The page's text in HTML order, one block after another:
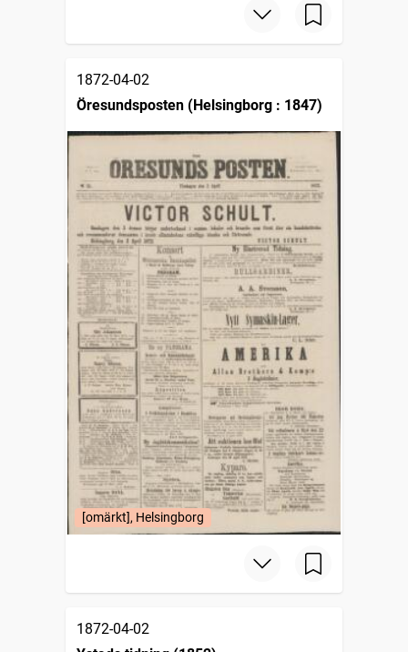
1872-04-02
Öresundsposten (Helsingborg : 1847)
[omärkt], Helsingborg
1872-04-02